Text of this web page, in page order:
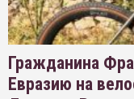
Гражданина
Евразию на